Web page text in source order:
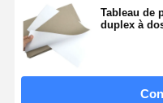
Tableau de
duplex à